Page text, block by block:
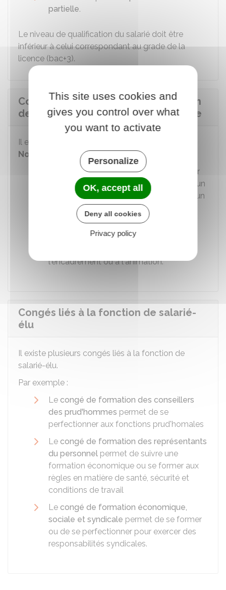
partielle.
Le niveau de qualification du salarié doit être
inférieur à celui correspondant au grade de la
licence (bac+3).
Congé pour examen ou de formation
de cadres et animateurs de jeunesse
Il existe plusieurs autres congés spécifiques.
Notamment
congé pour examenpermet d'obtenir
une autorisation d'absence pour passer un
ou plusieurs examens en vue d'acquérir un
certain titre ou diplôme
congé de formation de cadres et
animateurs de jeunesse
l'encadrement ou à l'animation.
Congés liés à la fonction de salarié-
élu
Il existe plusieurs congés liés à la fonction de
salarié-élu.
Par exemple :
Le congé de formation des conseillers
des prud'hommes permet de se
perfectionner aux fonctions prud'homales
Le congé de formation des représentants
du personnel permet de suivre une
formation économique ou se former aux
règles en matière de santé, sécurité et
conditions de travail
Le congé de formation économique,
sociale et syndicale permet de se former
ou de se perfectionner pour exercer des
responsabilités syndicales.
This site uses cookies and
gives you control over what
you want to activate
Personalize
OK, accept all
Deny all cookies
Privacy policy